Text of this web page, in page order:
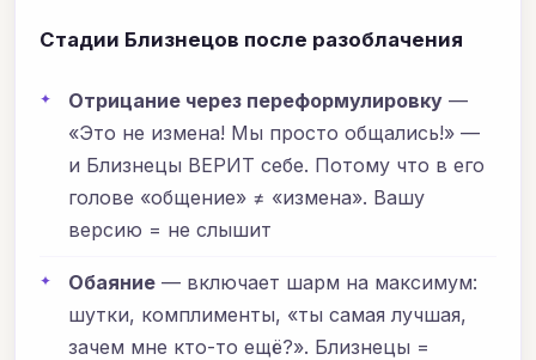
Стадии Близнецов после разоблачения
Отрицание через переформулировку —
«Это не измена! Мы просто общались!» —
и Близнецы ВЕРИТ себе. Потому что в его
голове «общение» ≠ «измена». Вашу
версию = не слышит
Обаяние — включает шарм на максимум:
шутки, комплименты, «ты самая лучшая,
зачем мне кто-то ещё?». Близнецы =